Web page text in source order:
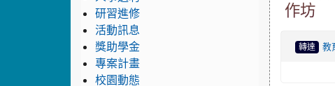
作坊
轉達 教
研習進修
活動訊息
獎助學金
專案計畫
校園動態